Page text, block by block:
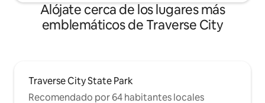
Alójate cerca de los lugares más
emblemáticos de Traverse City
Traverse City State Park
Recomendado por 64 habitantes locales